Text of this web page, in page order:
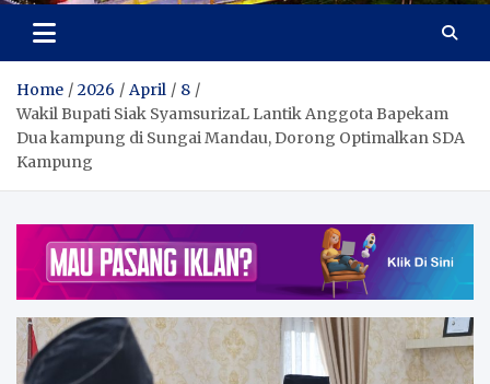
Home 2026 April
8
Wakil Bupati Siak SyamsurizaL Lantik Anggota Bapekam
Dua kampung di Sungai Mandau, Dorong Optimalkan SDA
Kampung